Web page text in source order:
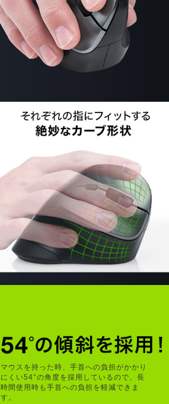
マウスを持った時、手首への負担がかかり
にくい54°の角度を採用しているので、長
時間使用時も手首への負担を軽減できま
す。